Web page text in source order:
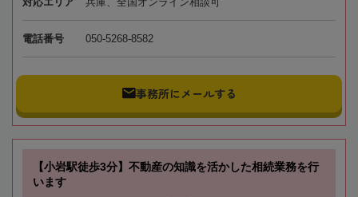
電話番号 050-5268-8582
事務所にメールする
【小岩駅徒歩3分】不動産の知識を活かした相続業務を行
います